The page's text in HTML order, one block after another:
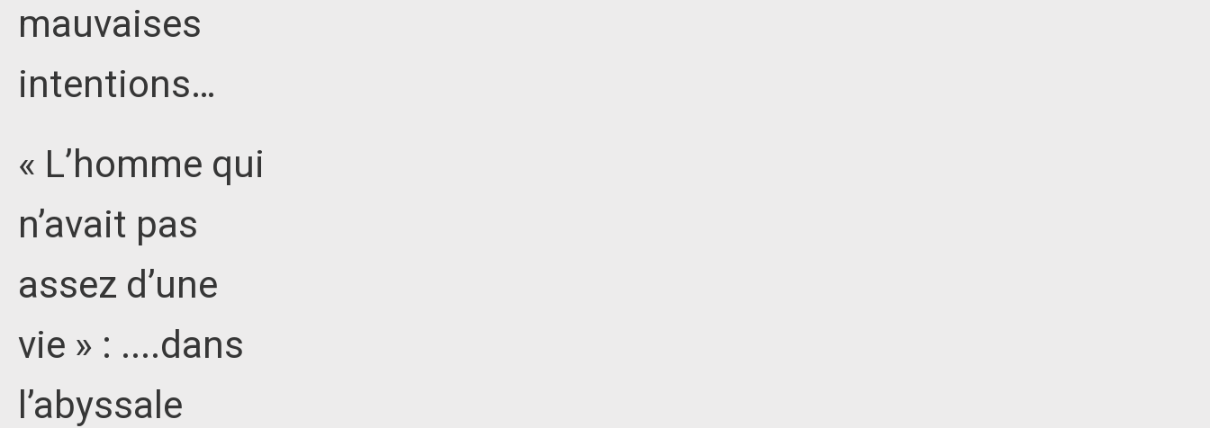
mauvaises
intentions…
« L’homme qui
n’avait pas
assez d’une
vie » : ....dans
l’abyssale